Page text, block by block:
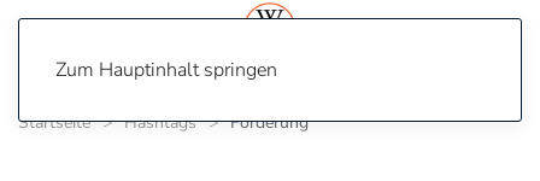
Zum Hauptinhalt springen
Startseite Hashtags Förderung